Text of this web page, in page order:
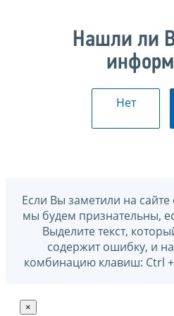
Нашли ли
Нет
Если Вы заметили на
мы будем признательны,
Выделите текст,
содержит ошибку, и
комбинацию клавиш: Ctrl
×